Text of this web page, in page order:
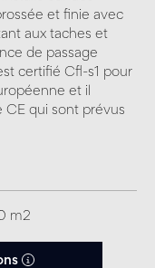
et finie avec
aux taches et
de passage
certifié Cfl-s1 pour
et il
CE qui sont prévus
m2